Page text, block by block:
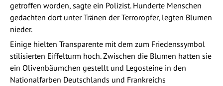
getroffen worden, sagte ein Polizist. Hunderte Menschen
gedachten dort unter Tränen der Terroropfer, legten Blumen
nieder.
Einige hielten Transparente mit dem zum Friedenssymbol
stilisierten Eiffelturm hoch. Zwischen die Blumen hatten sie
ein Olivenbäumchen gestellt und Legosteine in den
Nationalfarben Deutschlands und Frankreichs